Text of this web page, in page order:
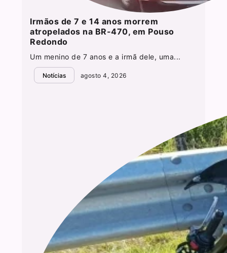
Irmãos de 7 e 14 anos morrem
atropelados na BR-470, em Pouso
Redondo
Um menino de 7 anos e a irmã dele, uma...
Notícias agosto 4, 2026